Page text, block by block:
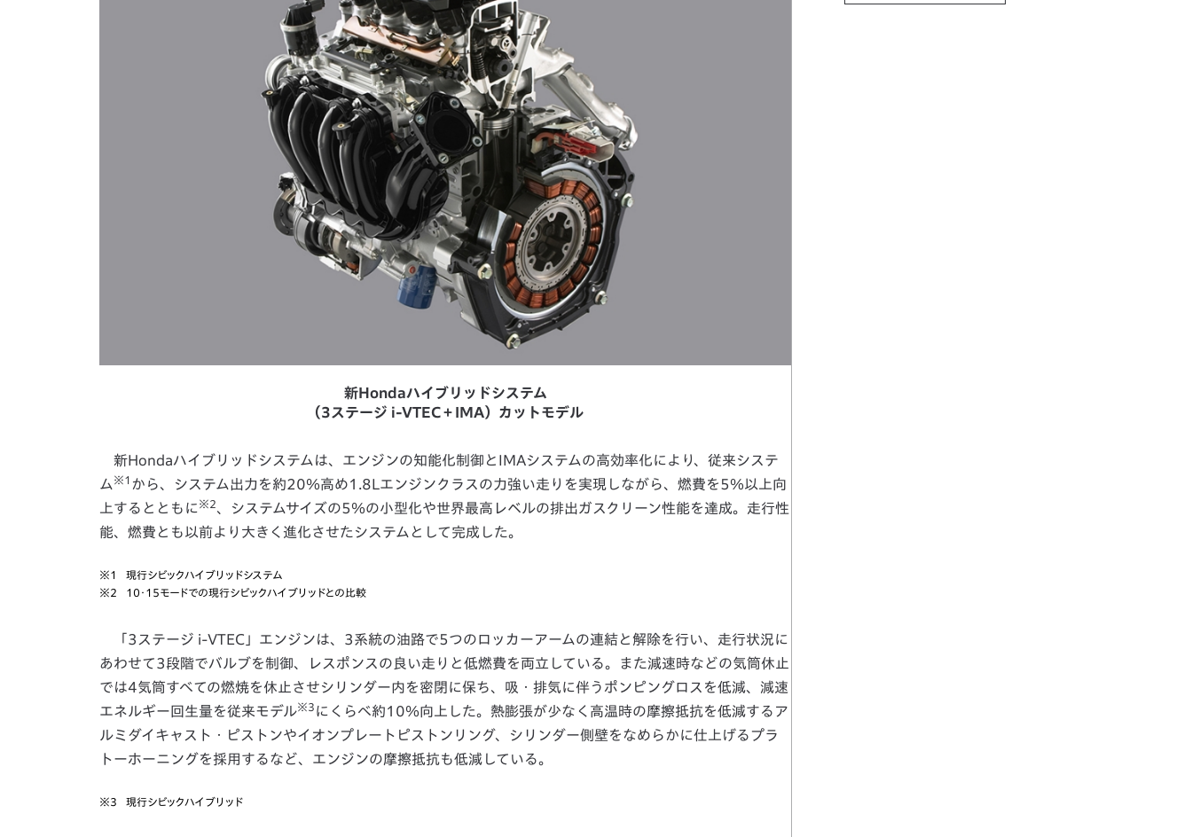
新Hondaハイブリッドシステム
（3ステージ i-VTEC＋IMA）カットモデル
新Hondaハイブリッドシステムは、エンジンの知能化制御とIMAシステムの高効率化により、従来システ
ム ※1 から、システム出力を約20％高め1.8Lエンジンクラスの力強い走りを実現しながら、燃費を5％以上向
上するとともに ※2、システムサイズの5％の小型化や世界最高レベルの排出ガスクリーン性能を達成。走行性
能、燃費とも以前より大きく進化させたシステムとして完成した。
※1
現行シビックハイブリッドシステム
※2
10・15モードでの現行シビックハイブリッドとの比較
「3ステージ i-VTEC」エンジンは、3系統の油路で5つのロッカーアームの連結と解除を行い、走行状況に
あわせて3段階でバルブを制御、レスポンスの良い走りと低燃費を両立している。また減速時などの気筒休止
では4気筒すべての燃焼を休止させシリンダー内を密閉に保ち、吸・排気に伴うポンピングロスを低減、減速
エネルギー回生量を従来モデル※3 にくらべ約10％向上した。熱膨張が少なく高温時の摩擦抵抗を低減するア
ルミダイキャスト・ピストンやイオンプレートピストンリング、シリンダー側壁をなめらかに仕上げるプラ
トーホーニングを採用するなど、エンジンの摩擦抵抗も低減している。
※3 現行シビックハイブリッド